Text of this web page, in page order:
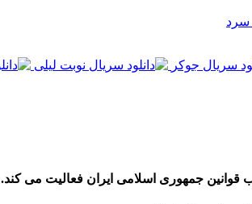
قوانین جمهوری اسلامی ایران فعالیت می کند.